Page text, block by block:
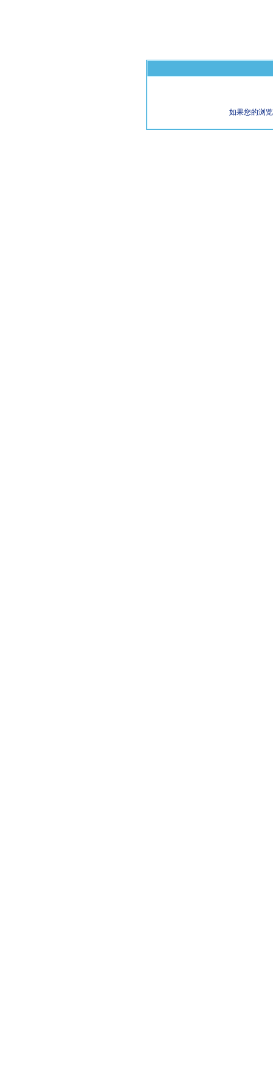
如果您的浏